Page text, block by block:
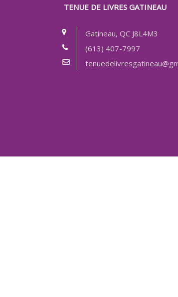
TENUE DE LIVRES GATINEAU
Gatineau, QC J8L4M3
(613) 407-7997